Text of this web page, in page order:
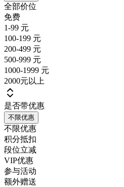
全部价位
免费
1-99 元
100-199 元
200-499 元
500-999 元
1000-1999 元
2000元以上
是否带优惠
不限优惠
不限优惠
积分抵扣
段位立减
VIP优惠
参与活动
额外赠送